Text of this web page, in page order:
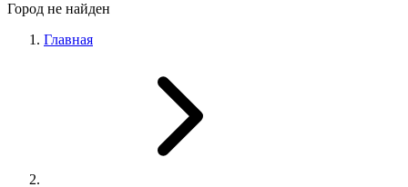
Город не найден
Главная